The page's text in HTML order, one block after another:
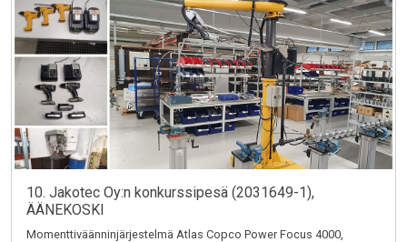
10. Jakotec Oy:n konkurssipesä (2031649-1),
ÄÄNEKOSKI
Momenttiväänninjärjestelmä Atlas Copco Power Focus 4000,